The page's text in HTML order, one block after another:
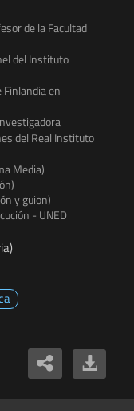
de la Facultad
del Instituto
Finlandia en
del Real Instituto
Media)
y guion)
- UNED